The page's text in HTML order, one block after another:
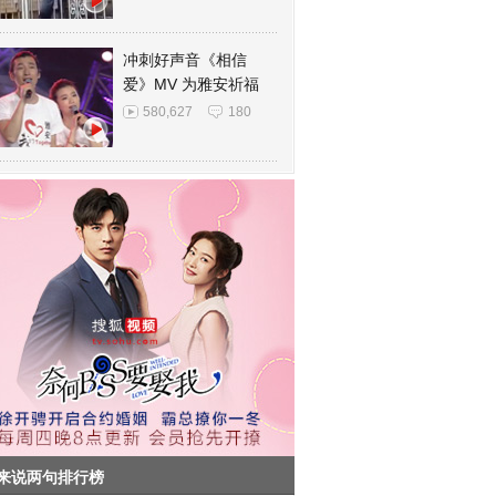
冲刺好声音《相信
爱》MV 为雅安祈福
580,627 180
说两句排行榜